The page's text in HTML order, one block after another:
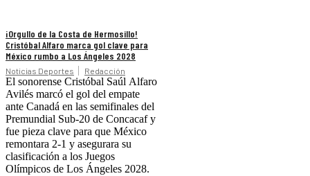
¡Orgullo de la Costa de Hermosillo!
Cristóbal Alfaro marca gol clave para
México rumbo a Los Ángeles 2028
Noticias Deportes Redacción
El sonorense Cristóbal Saúl Alfaro
Avilés marcó el gol del empate
ante Canadá en las semifinales del
Premundial Sub-20 de Concacaf y
fue pieza clave para que México
remontara 2-1 y asegurara su
clasificación a los Juegos
Olímpicos de Los Ángeles 2028.